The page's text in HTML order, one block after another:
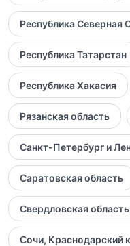
Республика Северная
Республика Татарстан
Республика Хакасия
Рязанская область
Санкт-Петербург и
Саратовская область
Свердловская область
Сочи, Краснодарский